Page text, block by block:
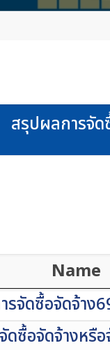
สรุปผลการจั
Name
จัดซื้อจัดจ้าง
ซื้อจัดจ้างหรื